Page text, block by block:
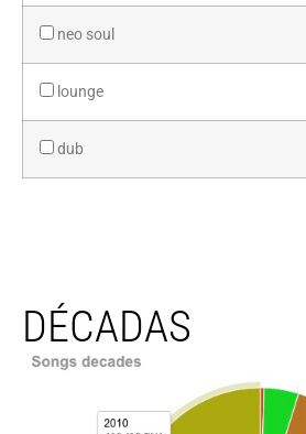
neo soul
lounge
dub
DÉCADAS